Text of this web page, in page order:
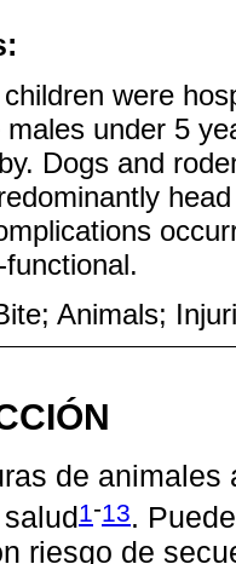
were
under 5
Dogs and
Animals;
de
1-13.
riesgo de